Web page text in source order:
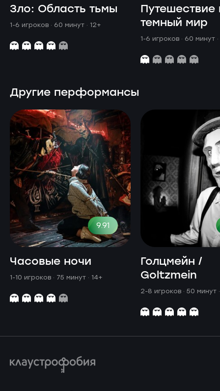
Зло: Область тьмы
1-6 игроков · 60 минут · 12+
Путешествие
темный мир
1-6 игроков · 60 минут
Другие перформансы
9.91
Часовые ночи
1-10 игроков · 75 минут · 14+
Голцмейн /
Goltzmein
2-8 игроков · 50 минут